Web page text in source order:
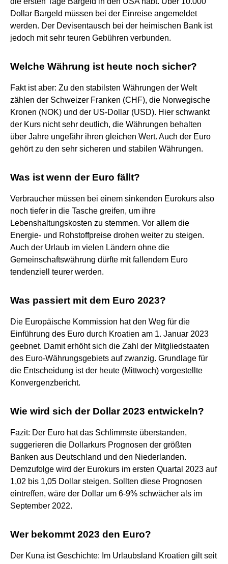
Dollar Bargeld müssen bei der Einreise angemeldet
werden. Der Devisentausch bei der heimischen Bank ist
jedoch mit sehr teuren Gebühren verbunden.
Welche Währung ist heute noch sicher?
Fakt ist aber: Zu den stabilsten Währungen der Welt
zählen der Schweizer Franken (CHF), die Norwegische
Kronen (NOK) und der US-Dollar (USD). Hier schwankt
der Kurs nicht sehr deutlich, die Währungen behalten
über Jahre ungefähr ihren gleichen Wert. Auch der Euro
gehört zu den sehr sicheren und stabilen Währungen.
Was ist wenn der Euro fällt?
Verbraucher müssen bei einem sinkenden Eurokurs also
noch tiefer in die Tasche greifen, um ihre
Lebenshaltungskosten zu stemmen. Vor allem die
Energie- und Rohstoffpreise drohen weiter zu steigen.
Auch der Urlaub im vielen Ländern ohne die
Gemeinschaftswährung dürfte mit fallendem Euro
tendenziell teurer werden.
Was passiert mit dem Euro 2023?
Die Europäische Kommission hat den Weg für die
Einführung des Euro durch Kroatien am 1. Januar 2023
geebnet. Damit erhöht sich die Zahl der Mitgliedstaaten
des Euro-Währungsgebiets auf zwanzig. Grundlage für
die Entscheidung ist der heute (Mittwoch) vorgestellte
Konvergenzbericht.
Wie wird sich der Dollar 2023 entwickeln?
Fazit: Der Euro hat das Schlimmste überstanden,
suggerieren die Dollarkurs Prognosen der größten
Banken aus Deutschland und den Niederlanden.
Demzufolge wird der Eurokurs im ersten Quartal 2023 auf
1,02 bis 1,05 Dollar steigen. Sollten diese Prognosen
eintreffen, wäre der Dollar um 6-9% schwächer als im
September 2022.
Wer bekommt 2023 den Euro?
Der Kuna ist Geschichte: Im Urlaubsland Kroatien gilt seit